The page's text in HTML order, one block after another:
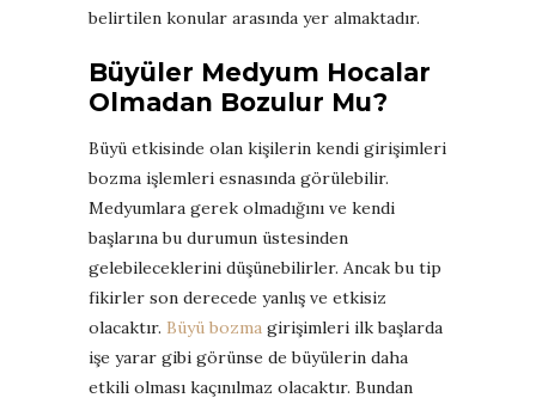
belirtilen konular arasında yer almaktadır.
Büyüler Medyum Hocalar
Olmadan Bozulur Mu?
Büyü etkisinde olan kişilerin kendi girişimleri
bozma işlemleri esnasında görülebilir.
Medyumlara gerek olmadığını ve kendi
başlarına bu durumun üstesinden
gelebileceklerini düşünebilirler. Ancak bu tip
fikirler son derecede yanlış ve etkisiz
olacaktır. Büyü bozma girişimleri ilk başlarda
işe yarar gibi görünse de büyülerin daha
etkili olması kaçınılmaz olacaktır. Bundan